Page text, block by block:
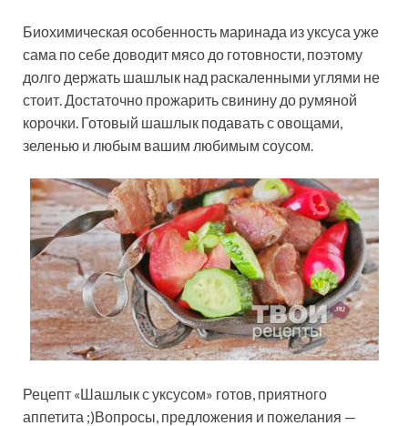
Биохимическая особенность маринада из уксуса уже
сама по себе доводит мясо до готовности, поэтому
долго держать шашлык над раскаленными углями не
стоит. Достаточно прожарить свинину до румяной
корочки. Готовый шашлык подавать с овощами,
зеленью и любым вашим любимым соусом.
Рецепт «Шашлык с уксусом» готов, приятного
аппетита ;)Вопросы, предложения и пожелания —